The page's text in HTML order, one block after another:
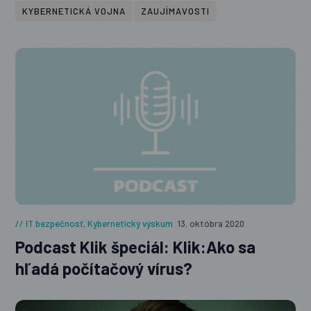
KYBERNETICKÁ VOJNA ZAUJÍMAVOSTI
IT bezpečnosť,Kybernetický výskum 13. októbra 2020
Podcast Klik špeciál: Klik:Ako sa
hľadá počítačový vírus?